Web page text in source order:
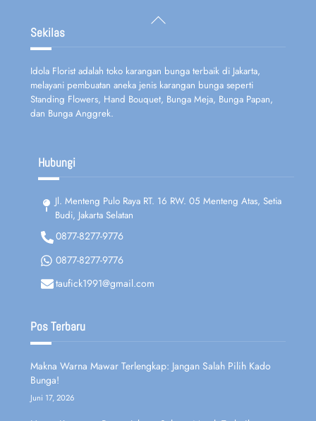
Back
To
Sekilas
Idola Florist adalah toko karangan bunga terbaik di Jakarta,
melayani pembuatan aneka jenis karangan bunga seperti
Standing Flowers, Hand Bouquet, Bunga Meja, Bunga Papan,
dan Bunga Anggrek.
Hubungi
Jl. Menteng Pulo Raya RT. 16 RW. 05 Menteng Atas, Setia
Budi, Jakarta Selatan
0877-8277-9776
0877-8277-9776
taufick1991@gmail.com
Pos Terbaru
Makna Warna Mawar Terlengkap: Jangan Salah Pilih Kado
Bunga!
Juni 17, 2026